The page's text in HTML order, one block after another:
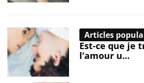
Articles
Est-ce que je
l’amour u...